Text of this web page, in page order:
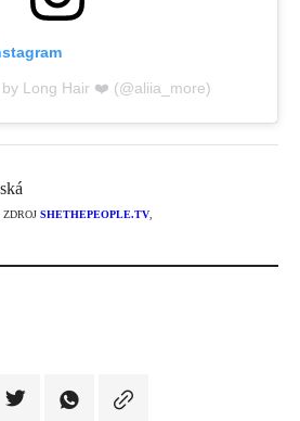
by Long Hair ❤️ (@aliia_more)
ZDROJ SHETHEPEOPLE.TV